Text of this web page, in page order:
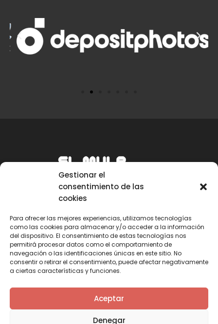
Gestionar el
consentimiento de las
cookies
Para ofrecer las mejores experiencias, utilizamos tecnologías
como las cookies para almacenar y/o acceder a la información
del dispositivo. El consentimiento de estas tecnologías nos
permitirá procesar datos como el comportamiento de
navegación o las identificaciones únicas en este sitio. No
consentir o retirar el consentimiento, puede afectar negativamente
a ciertas características y funciones.
Aceptar
Denegar
Email
mule@mulecarajonero.com
Síguenos en redes sociales
a
T
w
i
Y
o
u
n